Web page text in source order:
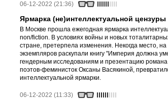
06-12-2022 (21:36)
Ярмарка (не)интеллектуальной цензуры
В Москве прошла ежегодная ярмарка
non/fiction. В условиях войны и новых
стране, претерпела изменения. Некогда место,
экземпляров раскупали книгу "Империя должна
гендерным исследованиям и презентацию
поэтов-феминисток Оксаны Васякиной,
интеллектуальной ярмарки.
06-12-2022 (11:33)